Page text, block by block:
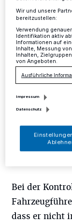
Kreis·Am
stoppte die
Audi A6 mit
Düsseldorfer
einer
03.08.2017 ,
Bei der
dass er nicht
Wir und unsere
bereitzustellen:
Verwendung
Identifikation aktiv
Informationen auf
Inhalte, Messung
Inhalten,
von Angeboten.
Ausführliche
Impressum
Datenschutz